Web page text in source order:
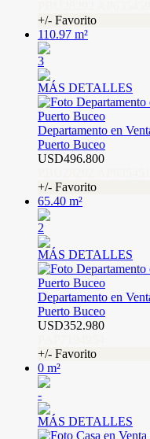
+/- Favorito
110.97 m²
3
MÁS DETALLES
Departamento en
Puerto Buceo
USD496.800
+/- Favorito
65.40 m²
2
MÁS DETALLES
Departamento en
Puerto Buceo
USD352.980
+/- Favorito
0 m²
-
MÁS DETALLES